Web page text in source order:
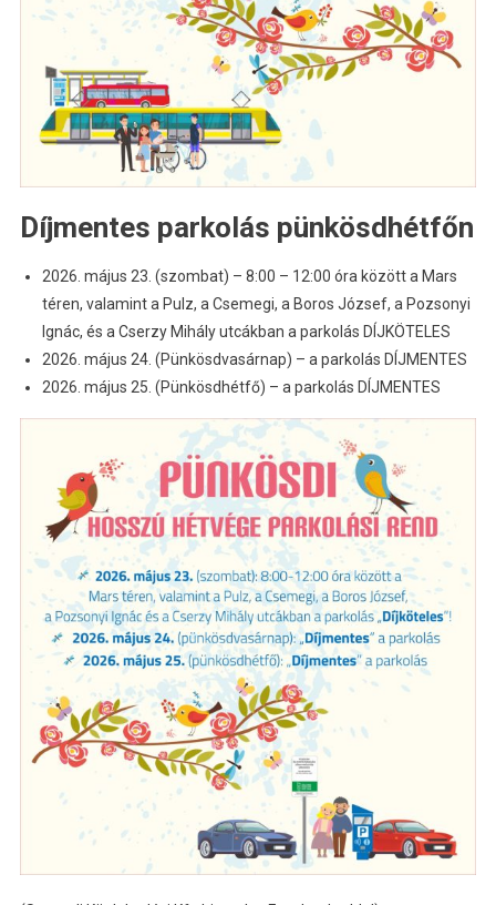
Díjmentes parkolás pünkösdhétfőn
2026. május 23. (szombat) – 8:00 – 12:00 óra között a Mars
téren, valamint a Pulz, a Csemegi, a Boros József, a Pozsonyi
Ignác, és a Cserzy Mihály utcákban a parkolás DÍJKÖTELES
2026. május 24. (Pünkösdvasárnap) – a parkolás DÍJMENTES
2026. május 25. (Pünkösdhétfő) – a parkolás DÍJMENTES